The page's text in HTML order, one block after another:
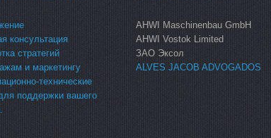
консультация
стратегий
и маркетингу
технические
поддержки вашего
AHWI Maschinenbau GmbH
AHWI Vostok Limited
ЗАО Эксол
ALVES JACOB ADVOGADOS